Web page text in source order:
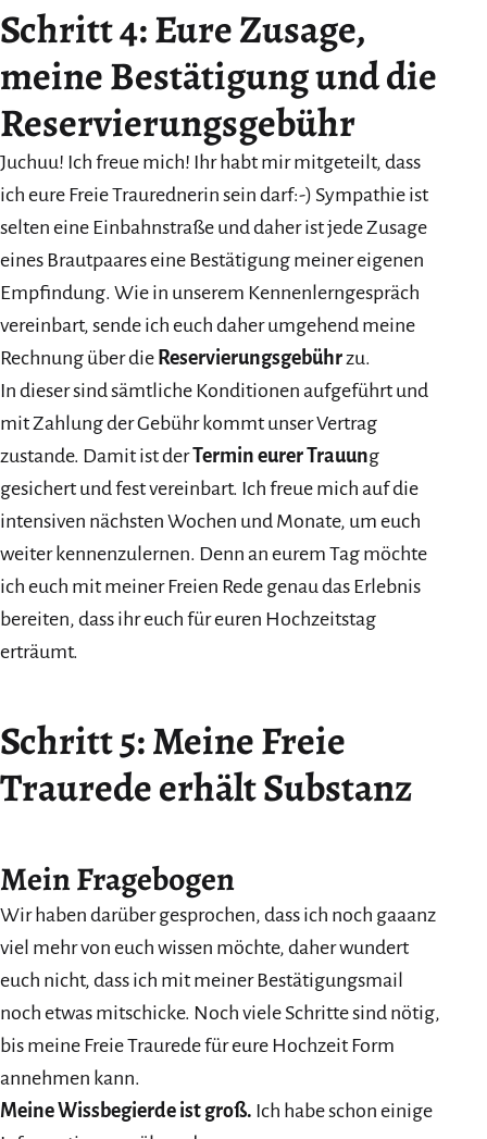
Schritt 4: Eure Zusage,
meine Bestätigung und die
Reservierungsgebühr
Juchuu! Ich freue mich! Ihr habt mir mitgeteilt, dass
ich eure Freie Traurednerin sein darf:-) Sympathie ist
selten eine Einbahnstraße und daher ist jede Zusage
eines Brautpaares eine Bestätigung meiner eigenen
Empfindung. Wie in unserem Kennenlerngespräch
vereinbart, sende ich euch daher umgehend meine
Rechnung über die Reservierungsgebührzu.
In dieser sind sämtliche Konditionen aufgeführt und
mit Zahlung der Gebühr kommt unser Vertrag
zustande. Damit ist derTermin eurer Trauung
gesichert und fest vereinbart. Ich freue mich auf die
intensiven nächsten Wochen und Monate, um euch
weiter kennenzulernen. Denn an eurem Tag möchte
ich euch mit meiner Freien Rede genau das Erlebnis
bereiten, dass ihr euch für euren Hochzeitstag
erträumt.
Schritt 5: Meine Freie
Traurede erhält Substanz
Mein Fragebogen
Wir haben darüber gesprochen, dass ich noch gaaanz
viel mehr von euch wissen möchte, daher wundert
euch nicht, dass ich mit meiner Bestätigungsmail
noch etwas mitschicke. Noch viele Schritte sind nötig,
bis meine Freie Traurede für eure Hochzeit Form
annehmen kann.
Meine Wissbegierde ist groß. Ich habe schon einige